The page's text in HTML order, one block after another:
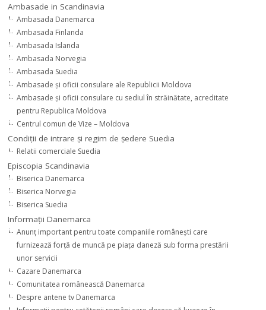
Ambasade in Scandinavia
Ambasada Danemarca
Ambasada Finlanda
Ambasada Islanda
Ambasada Norvegia
Ambasada Suedia
Ambasade şi oficii consulare ale Republicii Moldova
Ambasade şi oficii consulare cu sediul în străinătate, acreditate
pentru Republica Moldova
Centrul comun de Vize – Moldova
Condiţii de intrare şi regim de şedere Suedia
Relatii comerciale Suedia
Episcopia Scandinavia
Biserica Danemarca
Biserica Norvegia
Biserica Suedia
Informaţii Danemarca
Anunţ important pentru toate companiile româneşti care
furnizează forţă de muncă pe piaţa daneză sub forma prestării
unor servicii
Cazare Danemarca
Comunitatea românească Danemarca
Despre antene tv Danemarca